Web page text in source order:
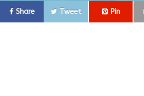
Share Tweet Pin